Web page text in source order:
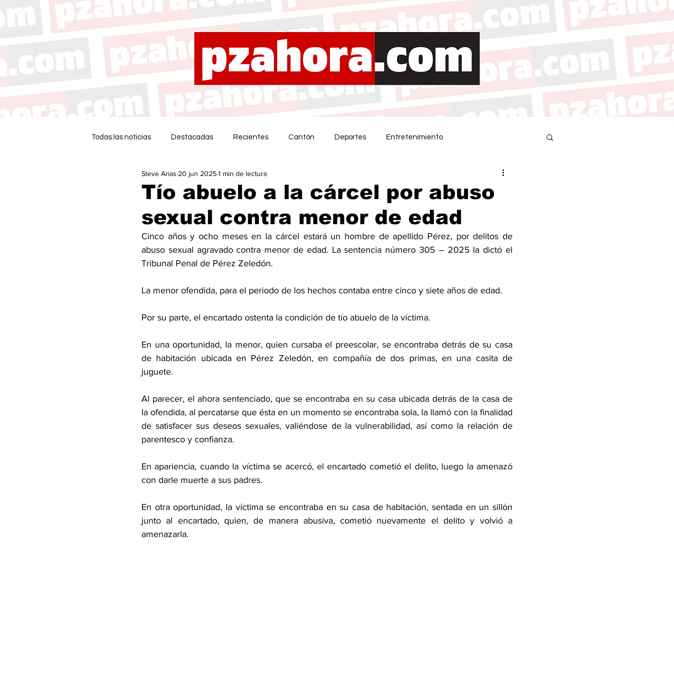
Todas las noticias Destacadas Recientes Cantón Deportes Entretenimiento
Tío abuelo a la cárcel por abuso
sexual contra menor de edad
Steve Arias 20 jun 20251 min de lectura
Cinco años y ocho meses en la cárcel estará un hombre de apellido Pérez, por delitos de
abuso sexual agravado contra menor de edad. La sentencia número 305 – 2025 la dictó el
Tribunal Penal de Pérez Zeledón.
La menor ofendida, para el periodo de los hechos contaba entre cinco y siete años de edad.
Por su parte, el encartado ostenta la condición de tío abuelo de la víctima.
En una oportunidad, la menor, quien cursaba el preescolar, se encontraba detrás de su casa
de habitación ubicada en Pérez Zeledón, en compañía de dos primas, en una casita de
juguete.
Al parecer, el ahora sentenciado, que se encontraba en su casa ubicada detrás de la casa de
la ofendida, al percatarse que ésta en un momento se encontraba sola, la llamó con la finalidad
de satisfacer sus deseos sexuales, valiéndose de la vulnerabilidad, así como la relación de
parentesco y confianza.
En apariencia, cuando la víctima se acercó, el encartado cometió el delito, luego la amenazó
con darle muerte a sus padres.
En otra oportunidad, la víctima se encontraba en su casa de habitación, sentada en un sillón
junto al encartado, quien, de manera abusiva, cometió nuevamente el delito y volvió a
amenazarla.